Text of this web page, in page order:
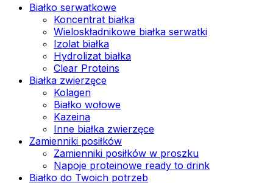
Białko serwatkowe
Koncentrat białka
Wieloskładnikowe białka serwatki
Izolat białka
Hydrolizat białka
Clear Proteins
Białka zwierzęce
Kolagen
Białko wołowe
Kazeina
Inne białka zwierzęce
Zamienniki posiłków
Zamienniki posiłków w proszku
Napoje proteinowe ready to drink
Białko do Twoich potrzeb